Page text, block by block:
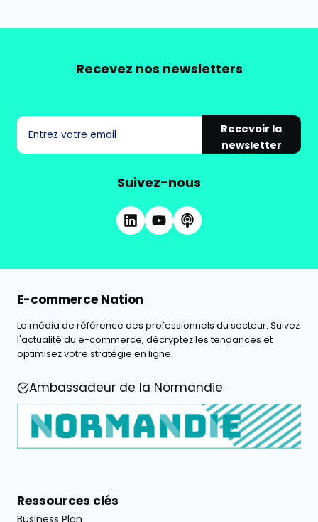
Recevez nos newsletters
Recevoir la
newsletter
Suivez-nous
E-commerce Nation
Le média de référence des professionnels du secteur. Suivez
l'actualité du e-commerce, décryptez les tendances et
optimisez votre stratégie en ligne.
Ambassadeur de la Normandie
Ressources clés